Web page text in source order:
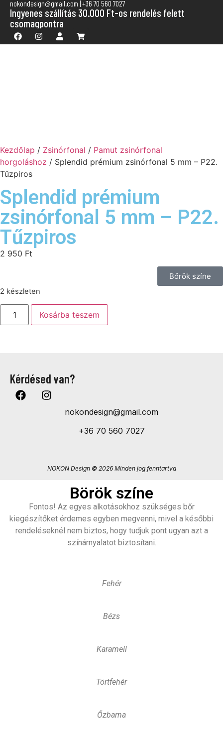
nokondesign@gmail.com | +36 70 560 7027
Ingyenes szállítás 30.000 Ft-os rendelés felett
csomagpontra
Kezdőlap / Zsinórfonal / Pamut zsinórfonal
horgoláshoz / Splendid prémium zsinórfonal 5 mm – P22.
Tűzpiros
Splendid prémium
zsinórfonal 5 mm – P22.
Tűzpiros
2 950 Ft
Bőrök színe
2 készleten
Kosárba teszem
Kérdésed van?
nokondesign@gmail.com
+36 70 560 7027
NOKON Design ©2026 Minden jog fenntartva
Börök színe
Fontos! Az egyes alkotásokhoz szükséges bőr
kiegészítőket érdemes egyben megvenni, mivel a későbbi
rendeléseknél nem biztos, hogy tudjuk pont ugyan azt a
színárnyalatot biztosítani.
Fehér
Bézs
Karamell
Törtfehér
Őzbarna